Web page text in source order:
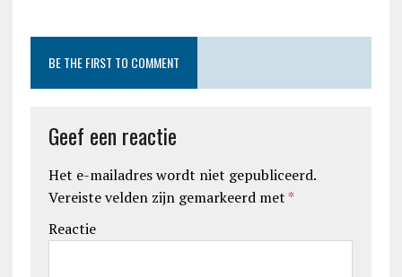
BE THE FIRST TO COMMENT
Geef een reactie
Het e-mailadres wordt niet gepubliceerd.
Vereiste velden zijn gemarkeerd met *
Reactie